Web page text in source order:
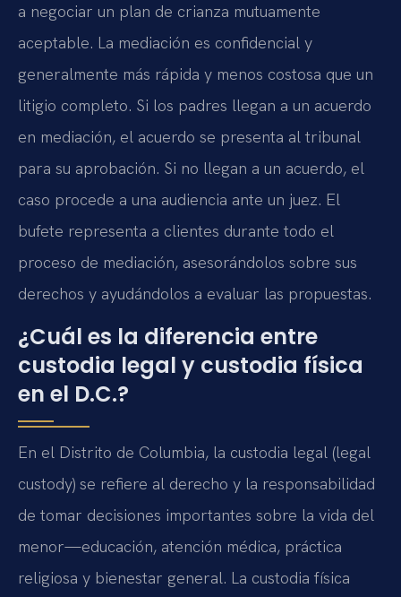
a negociar un plan de crianza mutuamente
aceptable. La mediación es confidencial y
generalmente más rápida y menos costosa que un
litigio completo. Si los padres llegan a un acuerdo
en mediación, el acuerdo se presenta al tribunal
para su aprobación. Si no llegan a un acuerdo, el
caso procede a una audiencia ante un juez. El
bufete representa a clientes durante todo el
proceso de mediación, asesorándolos sobre sus
derechos y ayudándolos a evaluar las propuestas.
¿Cuál es la diferencia entre
custodia legal y custodia física
en el D.C.?
En el Distrito de Columbia, la custodia legal (legal
custody) se refiere al derecho y la responsabilidad
de tomar decisiones importantes sobre la vida del
menor—educación, atención médica, práctica
religiosa y bienestar general. La custodia física